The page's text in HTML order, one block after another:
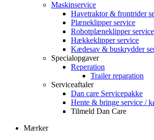
Maskinservice
Havetraktor & frontrider
Plæneklipper service
Robotplæneklipper service
Hækkeklipper service
Kædesav & buskrydder
Specialopgaver
Reperation
Trailer reparation
Serviceaftaler
Dan care Servicepakke
Hente & bringe service /
Tilmeld Dan Care
Mærker